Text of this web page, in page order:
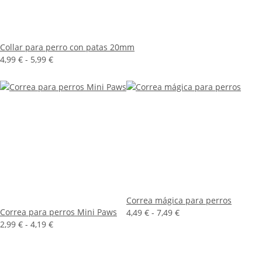
Collar para perro con patas 20mm
4,99 € - 5,99 €
Correa para perros Mini Paws
2,99 € - 4,19 €
Correa mágica para perros
4,49 € - 7,49 €